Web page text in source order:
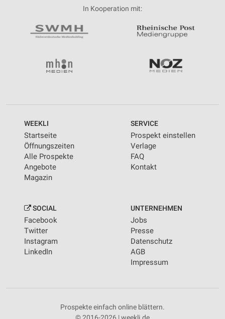
In Kooperation mit:
WEEKLI
Startseite
Öffnungszeiten
Alle Prospekte
Angebote
Magazin
SERVICE
Prospekt einstellen
Verlage
FAQ
Kontakt
SOCIAL
Facebook
Twitter
Instagram
LinkedIn
UNTERNEHMEN
Jobs
Presse
Datenschutz
AGB
Impressum
Prospekte einfach online blättern.